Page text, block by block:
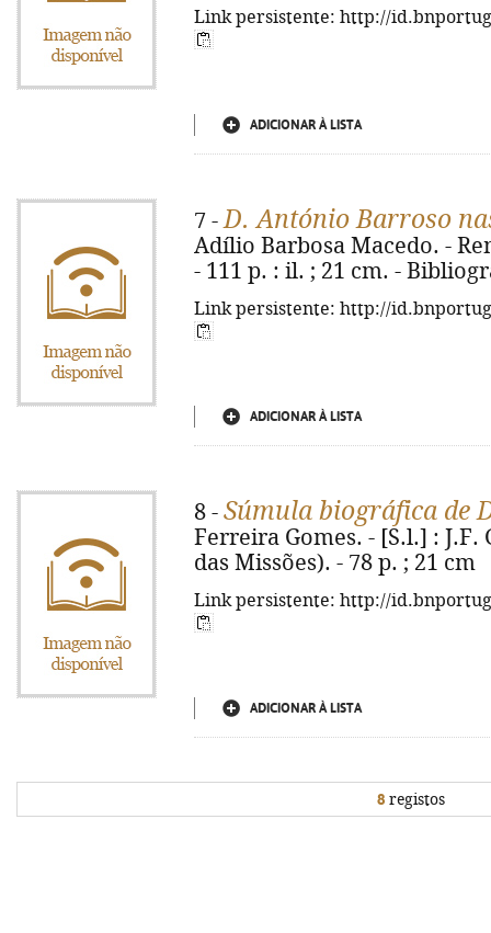
Link persistente: http://
ADICIONAR À LISTA
7 -D. António Barroso
Adílio Barbosa Macedo. -
- 111 p. : il. ; 21 cm. -
Link persistente: http://
ADICIONAR À LISTA
8 - Súmula biográfica de
Ferreira Gomes. - [S.l.] : J.F.
das Missões). - 78 p. ; 21 cm
Link persistente: http://
ADICIONAR À LISTA
8 registos